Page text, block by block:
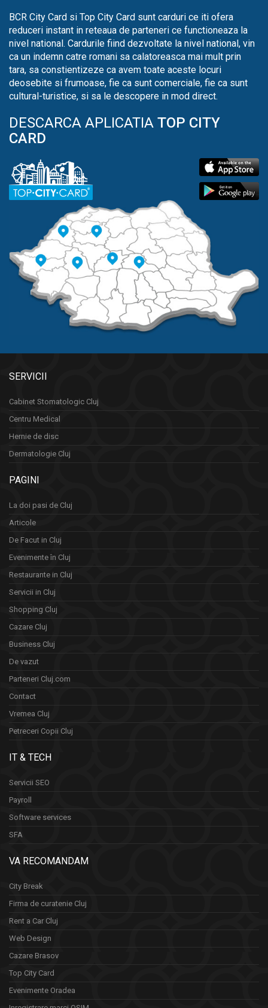
BCR City Card si Top City Card sunt carduri ce iti ofera
reduceri instant in reteaua de parteneri ce functioneaza la
nivel national. Cardurile fiind dezvoltate la nivel national, vin
ca un indemn catre romani sa calatoreasca mai mult prin
tara, sa constientizeze ca avem toate aceste locuri
deosebite si frumoase, fie ca sunt comerciale, fie ca sunt
cultural-turistice, si sa le descopere in mod direct.
DESCARCA APLICATIA TOP CITY
CARD
SERVICII
Cabinet Stomatologic Cluj
Centru Medical
Hernie de disc
Dermatologie Cluj
PAGINI
La doi pasi de Cluj
Articole
De Facut in Cluj
Evenimente în Cluj
Restaurante in Cluj
Servicii in Cluj
Shopping Cluj
Cazare Cluj
Business Cluj
De vazut
Parteneri Cluj.com
Contact
Vremea Cluj
Petreceri Copii Cluj
IT & TECH
Servicii SEO
Payroll
Software services
SFA
VA RECOMANDAM
City Break
Firma de curatenie Cluj
Rent a Car Cluj
Web Design
Cazare Brasov
Top City Card
Evenimente Oradea